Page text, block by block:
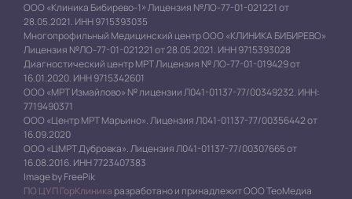
ООО «Клиника Бибирево-1» Лицензия №ЛО-77-01-021221 от
28.05.2021. ИНН 9715393035
Многопрофильный Медицинский центр ООО «КЛИНИКА БИБИРЕВО»
Лицензия №ЛО-77-01-021221 от 28.05.2021. ИНН 9715393028
Диагностический центр МРТ Лицензия № ЛО-77-01-019429 от
16.01.2020. ИНН 9715342601
ООО «МРТ Измайлово» № лицензии Л041-01137-77/00349232. ИНН:
7719490371
ООО «Центр МРТ Марьино». Лицензия Л041-01137-77/00356442 от
16.09.2020
ООО «ЦМРТ Дубровка». Лицензия Л041-01137-77/00307665 от
16.08.2016. ИНН 7723407383
Image by FreePik
ПО ЦУП ГорКлиника разработано и принадлежит ООО ТеоМедиа